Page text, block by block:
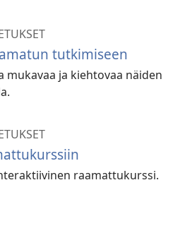
tutkimiseen
mukavaa ja kiehtovaa näiden
raamattukurssi.